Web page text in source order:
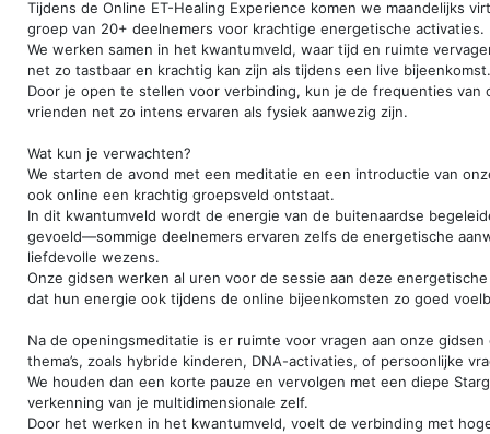
Tijdens de Online ET-Healing Experience komen we maandelijks
groep van 20+ deelnemers voor krachtige energetische activaties.
We werken samen in het kwantumveld, waar tijd en ruimte
net zo tastbaar en krachtig kan zijn als tijdens een live bijeenkomst.
Door je open te stellen voor verbinding, kun je de frequenties van
vrienden net zo intens ervaren als fysiek aanwezig zijn.
Wat kun je verwachten?
We starten de avond met een meditatie en een introductie van
ook online een krachtig groepsveld ontstaat.
In dit kwantumveld wordt de energie van de buitenaardse
gevoeld—sommige deelnemers ervaren zelfs de energetische
liefdevolle wezens.
Onze gidsen werken al uren voor de sessie aan deze
dat hun energie ook tijdens de online bijeenkomsten zo goed
Na de openingsmeditatie is er ruimte voor vragen aan onze
thema’s, zoals hybride kinderen, DNA-activaties, of persoonlijke
We houden dan een korte pauze en vervolgen met een diepe
verkenning van je multidimensionale zelf.
Door het werken in het kwantumveld, voelt de verbinding met